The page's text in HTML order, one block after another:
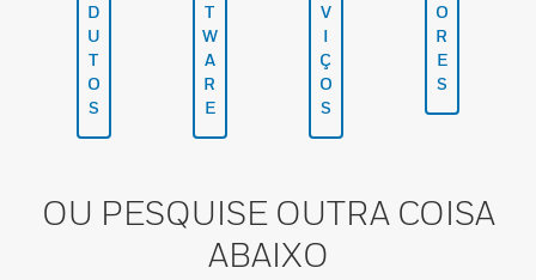
D
U
T
O
S
T
W
A
R
E
V
I
Ç
O
S
O
R
E
S
OU PESQUISE OUTRA COISA
ABAIXO